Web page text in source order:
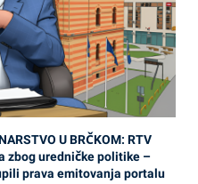
U BRČKOM: RTV
zbog uredničke politike –
prava emitovanja portalu